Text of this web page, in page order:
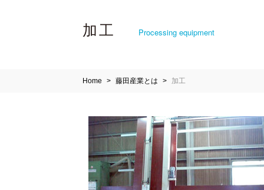
加工 Processing equipment
Home 藤田産業とは 加工